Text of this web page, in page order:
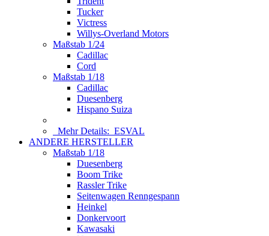
Tucker
Victress
Willys-Overland Motors
Maßstab 1/24
Cadillac
Cord
Maßstab 1/18
Cadillac
Duesenberg
Hispano Suiza
Mehr Details: ESVAL
ANDERE HERSTELLER
Maßstab 1/18
Duesenberg
Boom Trike
Rassler Trike
Seitenwagen Renngespann
Heinkel
Donkervoort
Kawasaki